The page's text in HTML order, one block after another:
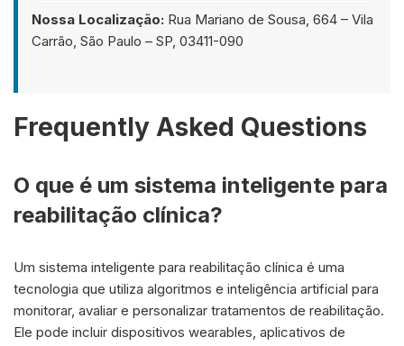
Nossa Localização: Rua Mariano de Sousa, 664 – Vila
Carrão, São Paulo – SP, 03411-090
Frequently Asked Questions
O que é um sistema inteligente para
reabilitação clínica?
Um sistema inteligente para reabilitação clínica é uma
tecnologia que utiliza algoritmos e inteligência artificial para
monitorar, avaliar e personalizar tratamentos de reabilitação.
Ele pode incluir dispositivos wearables, aplicativos de